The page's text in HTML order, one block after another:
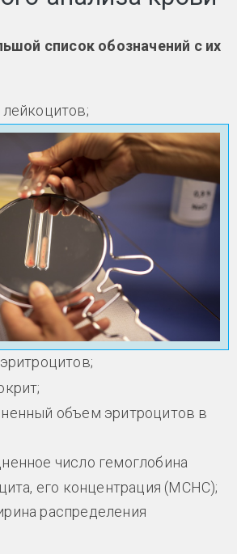
список обозначений с их
объем эритроцитов в
число гемоглобина
его концентрация (MCHC);
распределения